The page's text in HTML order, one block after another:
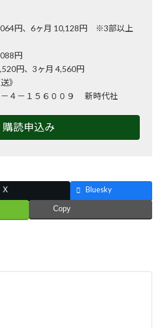
円、6ヶ月 10,128円 ※3部以上
円
円、3ヶ月 4,560円
》
４－１５６００９ 新時代社
購読申込み
X Bluesky
Copy